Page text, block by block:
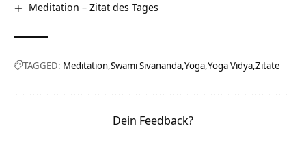
Meditation – Zitat des Tages
TAGGED: Meditation Swami Sivananda Yoga Yoga Vidya Zitate
Dein Feedback?